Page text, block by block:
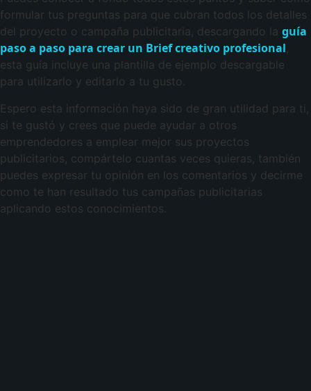
formular tus preguntas para que cubran todos los detalles
del proyecto o campaña publicitaria, descargando la guía
paso a paso para crear un Brief creativo profesional,
esta guía incluye una plantilla de ejemplo descargable
para utilizarlo y editarlo a tu gusto.
Espero esta información haya sido de gran utilidad para ti,
si te gustó y crees que puede ayudar a otros
emprendedores a emplear mejor sus proyectos
publicitarios, compártelo cuantas veces quieras, también
puedes expresar tu opinión en los comentarios y decirme
como te han resultado tus campañas publicitarias
aplicando estos conocimientos.